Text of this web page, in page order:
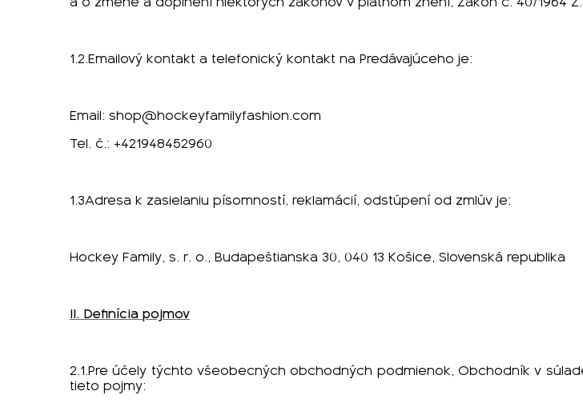
1.2.Emailový kontakt a telefonický kontakt na Predávajúceho je:
Email: shop@hockeyfamilyfashion.com
Tel. č.: +421948452960
1.3Adresa k zasielaniu písomností, reklamácií, odstúpení od zmlúv je:
Hockey Family, s. r. o., Budapeštianska 30, 040 13 Košice, Slovenská republika
II. Definícia pojmov
2.1.Pre účely týchto všeobecných obchodných podmienok, Obchodník v
tieto pojmy: